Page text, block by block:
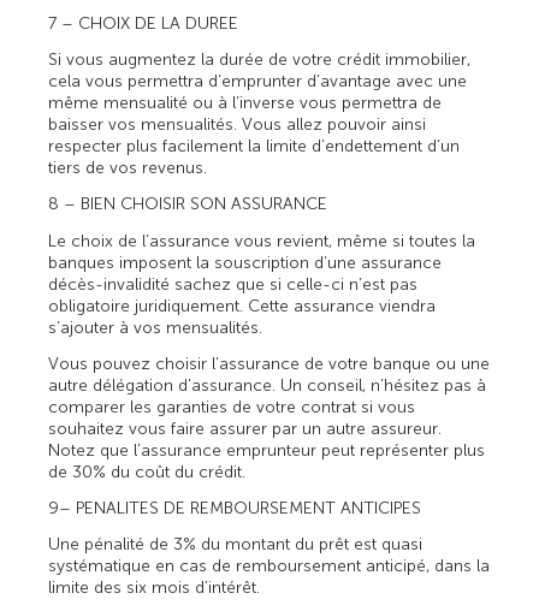
7 – CHOIX DE LA DUREE
Si vous augmentez la durée de votre crédit immobilier,
cela vous permettra d’emprunter d’avantage avec une
même mensualité ou à l’inverse vous permettra de
baisser vos mensualités. Vous allez pouvoir ainsi
respecter plus facilement la limite d’endettement d’un
tiers de vos revenus.
8 – BIEN CHOISIR SON ASSURANCE
Le choix de l’assurance vous revient, même si toutes la
banques imposent la souscription d’une assurance
décès-invalidité sachez que si celle-ci n’est pas
obligatoire juridiquement. Cette assurance viendra
s’ajouter à vos mensualités.
Vous pouvez choisir l’assurance de votre banque ou une
autre délégation d’assurance. Un conseil, n’hésitez pas à
comparer les garanties de votre contrat si vous
souhaitez vous faire assurer par un autre assureur.
Notez que l’assurance emprunteur peut représenter plus
de 30% du coût du crédit.
9– PENALITES DE REMBOURSEMENT ANTICIPES
Une pénalité de 3% du montant du prêt est quasi
systématique en cas de remboursement anticipé, dans la
limite des six mois d’intérêt.